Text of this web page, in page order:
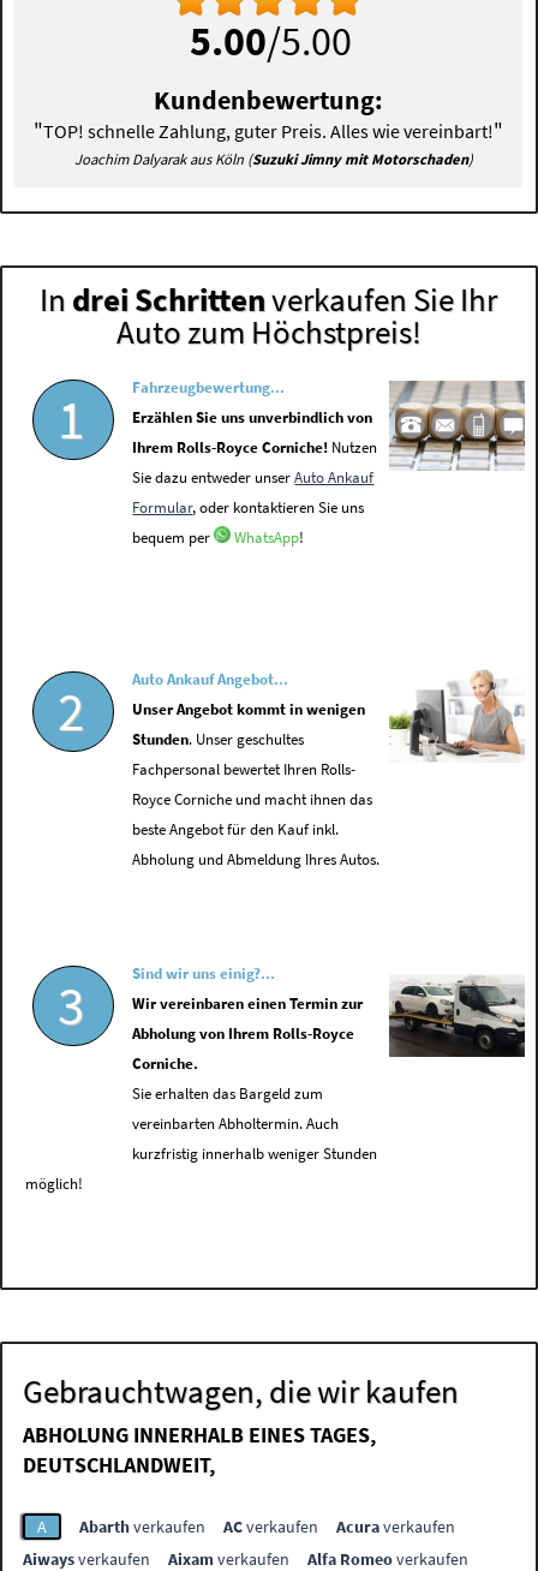
5.00/5.00
Kundenbewertung:
"TOP! schnelle Zahlung, guter Preis. Alles wie vereinbart!"
Joachim Dalyarak aus Köln (Suzuki Jimny mit Motorschaden)
In drei Schrittenverkaufen Sie Ihr
Auto zum Höchstpreis!
1
Fahrzeugbewertung...
Erzählen Sie uns unverbindlich von
Ihrem Rolls-Royce Corniche! Nutzen
Sie dazu entweder unserAuto Ankauf
Formular, oder kontaktieren Sie uns
bequem per
WhatsApp!
2
Auto Ankauf Angebot...
Unser Angebot kommt in wenigen
Stunden. Unser geschultes
Fachpersonal bewertet Ihren Rolls-
Royce Corniche und macht ihnen das
beste Angebot für den Kauf inkl.
Abholung und Abmeldung Ihres Autos.
3
Sind wir uns einig?...
Wir vereinbaren einen Termin zur
Abholung von Ihrem Rolls-Royce
Corniche.
Sie erhalten das Bargeld zum
vereinbarten Abholtermin. Auch
kurzfristig innerhalb weniger Stunden
möglich!
Gebrauchtwagen, die wir kaufen
ABHOLUNG INNERHALB EINES TAGES,
DEUTSCHLANDWEIT,
A Abarthverkaufen ACverkaufen Acuraverkaufen
Aiwaysverkaufen Aixamverkaufen Alfa Romeoverkaufen